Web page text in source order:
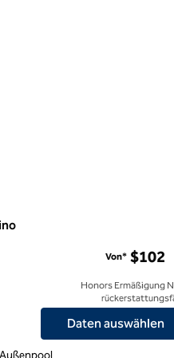
Cupertino anzeigen
Von* $102
Honors Ermäßigung
Daten auswählen